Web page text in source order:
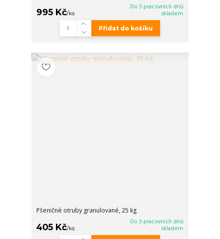
995 Kč/ks
Do 3 pracovních dnů
skladem
Přidat do košíku
Pšeničné otruby granulované, 25 kg
405 Kč/ks
Do 3 pracovních dnů
skladem